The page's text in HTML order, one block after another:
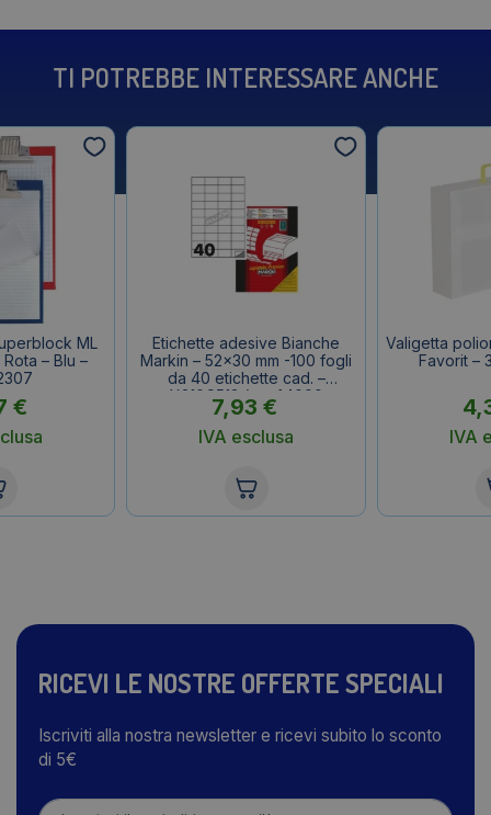
TI POTREBBE INTERESSARE ANCHE
ML
– Blu –
€
Etichette adesive Bianche
Markin – 52×30 mm -100 fogli
da 40 etichette cad. –
X210C513 (conf.4000
etichette)
7,93 €
IVA esclusa
Valigetta
Favorit –
IVA
RICEVI LE NOSTRE OFFERTE SPECIALI
Iscriviti alla nostra newsletter e ricevi subito lo sconto
di 5€